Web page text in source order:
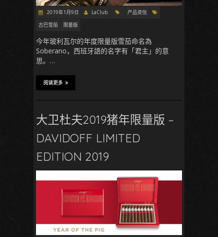
2019年1月9日 LaClub
产品资信
古巴雪茄
限量版
今年玻利瓦尔的年度限量版雪茄命名為
Soberano，西班牙語的名字有「君主」的意
思。…
阅读更多
大卫杜夫2019猪年限量版 –
DAVIDOFF LIMITED
EDITION 2019